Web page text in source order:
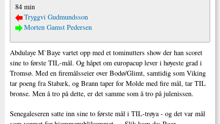
84 min
Tryggvi Gudmundsson
Morten Gamst Pedersen
Abdulaye M`Baye vartet opp med et tominutters show der han scoret
sine to første TIL-mål. Og håpet om europacup lever i høyeste grad i
Tromsø. Med en firemålsseier over Bodø/Glimt, samtidig som Viking
tar poeng fra Stabæk, og Brann taper for Molde med fire mål, tar TIL
bronse. Men å tro på dette, er det samme som å tro på julenissen.
Senegaleseren satte inn sine to første mål i TIL-trøya - og det var mål